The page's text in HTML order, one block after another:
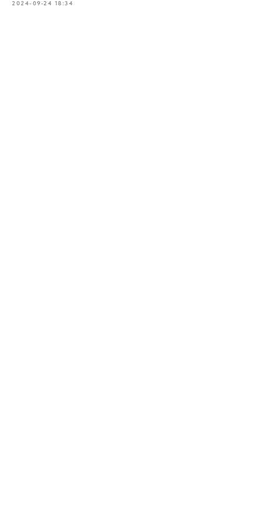
2024-09-24 18:34